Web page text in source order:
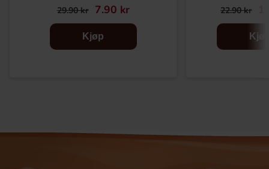
29.90 kr 7.90 kr
Kjøp
22.90 kr